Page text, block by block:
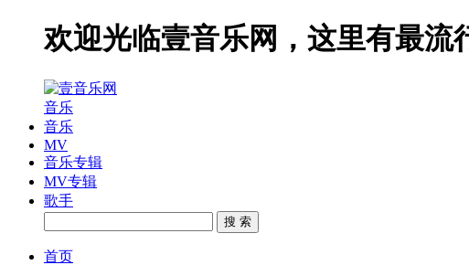
欢迎光临壹音乐网，这里有最流
音乐
音乐
MV
音乐专辑
MV专辑
歌手
搜 索
首页